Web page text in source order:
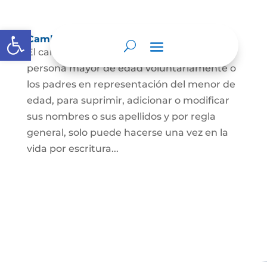
Abrir barra de herramientas
Cambio Nombre
El cambio de nombre lo podrá hacer la
persona mayor de edad voluntariamente o
los padres en representación del menor de
edad, para suprimir, adicionar o modificar
sus nombres o sus apellidos y por regla
general, solo puede hacerse una vez en la
vida por escritura...